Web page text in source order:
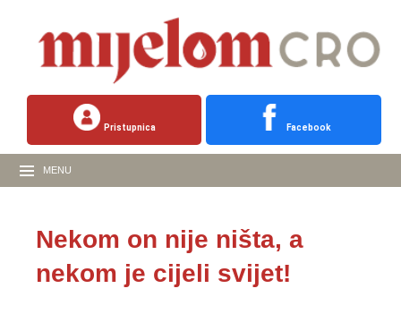
Pristupnica Facebook
MENU
Nekom on nije ništa, a
nekom je cijeli svijet!